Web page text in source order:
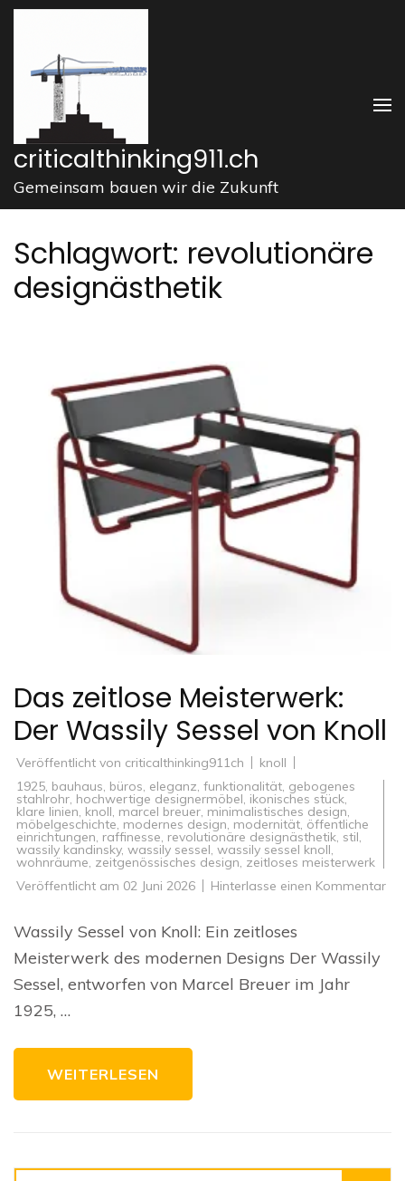
Zum
springen
drücken)
criticalthinking911.ch
Gemeinsam bauen wir die Zukunft
Schlagwort: revolutionäre
designästhetik
Das zeitlose Meisterwerk:
Der Wassily Sessel von Knoll
Veröffentlicht von criticalthinking911ch
knoll
1925, bauhaus, büros, eleganz, funktionalität, gebogenes
stahlrohr, hochwertige designermöbel, ikonisches stück,
klare linien, knoll, marcel breuer, minimalistisches design,
möbelgeschichte, modernes design, modernität, öffentliche
einrichtungen, raffinesse, revolutionäre designästhetik, stil,
wassily kandinsky, wassily sessel, wassily sessel knoll,
wohnräume, zeitgenössisches design, zeitloses meisterwerk
Veröffentlicht am 02 Juni 2026 Hinterlasse einen Kommentarzu
Wassily Sessel von Knoll: Ein zeitloses
Meisterwerk des modernen Designs Der Wassily
Sessel, entworfen von Marcel Breuer im Jahr
1925, …
WEITERLESEN